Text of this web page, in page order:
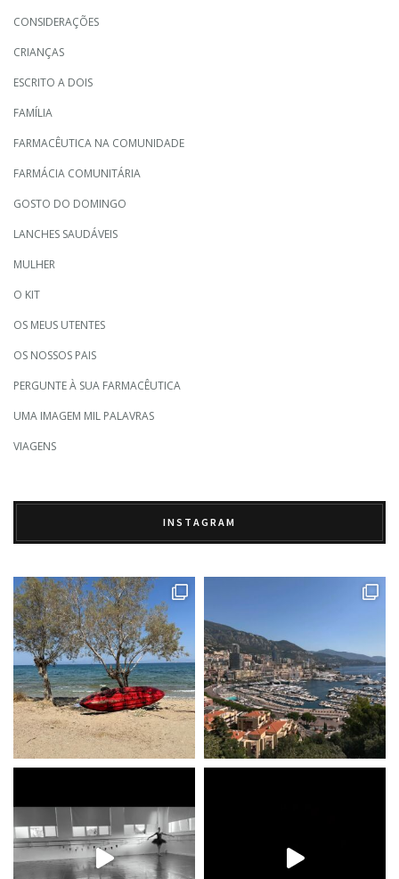
CONSIDERAÇÕES
CRIANÇAS
ESCRITO A DOIS
FAMÍLIA
FARMACÊUTICA NA COMUNIDADE
FARMÁCIA COMUNITÁRIA
GOSTO DO DOMINGO
LANCHES SAUDÁVEIS
MULHER
O KIT
OS MEUS UTENTES
OS NOSSOS PAIS
PERGUNTE À SUA FARMACÊUTICA
UMA IMAGEM MIL PALAVRAS
VIAGENS
INSTAGRAM